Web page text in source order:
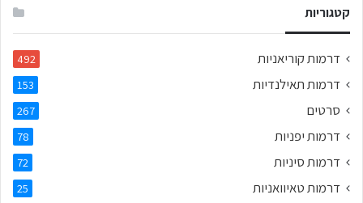
קטגוריות
דרמות קוריאניות 492
דרמות תאילנדיות 153
סרטים 267
דרמות יפניות 78
דרמות סיניות 72
דרמות טאיוואניות 25